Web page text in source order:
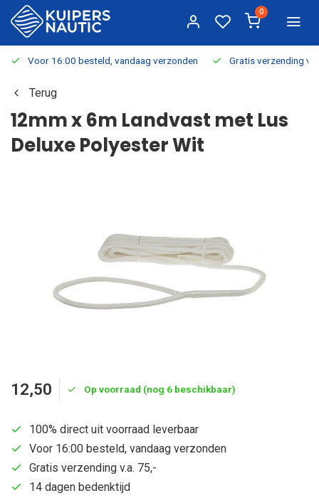
0
Voor 16:00 besteld, vandaag verzonden Gratis verzending
Terug
12mm x 6m Landvast met Lus
Deluxe Polyester Wit
12,50 Op voorraad (nog 6 beschikbaar)
100% direct uit voorraad leverbaar
Voor 16:00 besteld, vandaag verzonden
Gratis verzending v.a. 75,-
14 dagen bedenktijd